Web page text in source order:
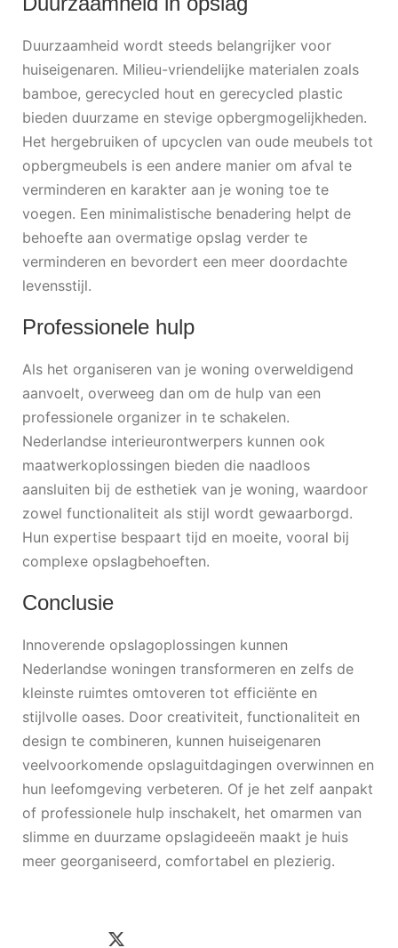
Duurzaamheid wordt steeds belangrijker voor
huiseigenaren. Milieu-vriendelijke materialen zoals
bamboe, gerecycled hout en gerecycled plastic
bieden duurzame en stevige opbergmogelijkheden.
Het hergebruiken of upcyclen van oude meubels tot
opbergmeubels is een andere manier om afval te
verminderen en karakter aan je woning toe te
voegen. Een minimalistische benadering helpt de
behoefte aan overmatige opslag verder te
verminderen en bevordert een meer doordachte
levensstijl.
Professionele hulp
Als het organiseren van je woning overweldigend
aanvoelt, overweeg dan om de hulp van een
professionele organizer in te schakelen.
Nederlandse interieurontwerpers kunnen ook
maatwerkoplossingen bieden die naadloos
aansluiten bij de esthetiek van je woning, waardoor
zowel functionaliteit als stijl wordt gewaarborgd.
Hun expertise bespaart tijd en moeite, vooral bij
complexe opslagbehoeften.
Conclusie
Innoverende opslagoplossingen kunnen
Nederlandse woningen transformeren en zelfs de
kleinste ruimtes omtoveren tot efficiënte en
stijlvolle oases. Door creativiteit, functionaliteit en
design te combineren, kunnen huiseigenaren
veelvoorkomende opslaguitdagingen overwinnen en
hun leefomgeving verbeteren. Of je het zelf aanpakt
of professionele hulp inschakelt, het omarmen van
slimme en duurzame opslagideeën maakt je huis
meer georganiseerd, comfortabel en plezierig.